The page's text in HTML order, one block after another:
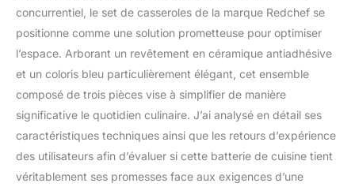
concurrentiel, le set de casseroles de la marque Redchef se
positionne comme une solution prometteuse pour optimiser
l’espace. Arborant un revêtement en céramique antiadhésive
et un coloris bleu particulièrement élégant, cet ensemble
composé de trois pièces vise à simplifier de manière
significative le quotidien culinaire. J’ai analysé en détail ses
caractéristiques techniques ainsi que les retours d’expérience
des utilisateurs afin d’évaluer si cette batterie de cuisine tient
véritablement ses promesses face aux exigences d’une